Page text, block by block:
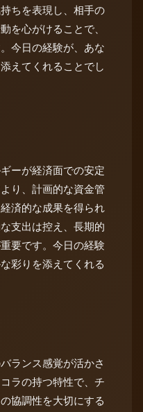
ちを表現し、相手の
を心がけることで、
今日の経験が、あな
えてくれることでし
ーが経済面での安定
り、計画的な資金管
済的な成果を得られ
支出は控え、長期的
要です。今日の経験
彩りを添えてくれる
ランス感覚が活かさ
ラの持つ特性で、チ
協調性を大切にする